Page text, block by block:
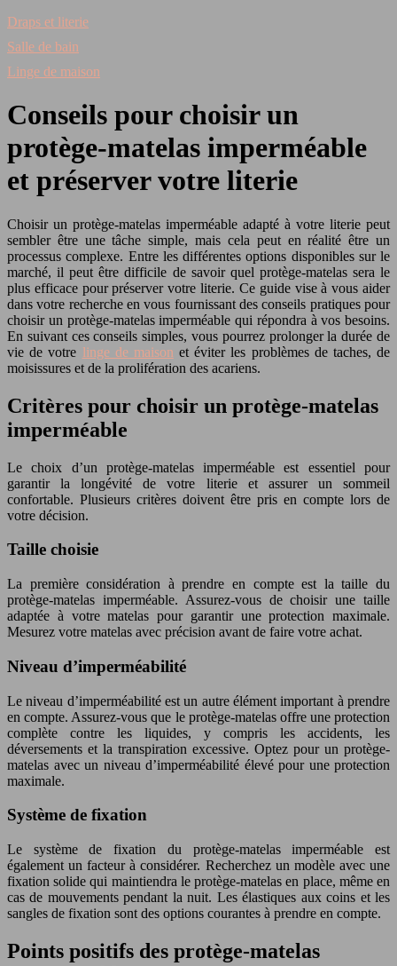
Draps et literie
Salle de bain
Linge de maison
Conseils pour choisir un
protège-matelas imperméable
et préserver votre literie
Choisir un protège-matelas imperméable adapté à votre literie peut
sembler être une tâche simple, mais cela peut en réalité être un
processus complexe. Entre les différentes options disponibles sur le
marché, il peut être difficile de savoir quel protège-matelas sera le
plus efficace pour préserver votre literie. Ce guide vise à vous aider
dans votre recherche en vous fournissant des conseils pratiques pour
choisir un protège-matelas imperméable qui répondra à vos besoins.
En suivant ces conseils simples, vous pourrez prolonger la durée de
vie de votre linge de maison et éviter les problèmes de taches, de
moisissures et de la prolifération des acariens.
Critères pour choisir un protège-matelas
imperméable
Le choix d’un protège-matelas imperméable est essentiel pour
garantir la longévité de votre literie et assurer un sommeil
confortable. Plusieurs critères doivent être pris en compte lors de
votre décision.
Taille choisie
La première considération à prendre en compte est la taille du
protège-matelas imperméable. Assurez-vous de choisir une taille
adaptée à votre matelas pour garantir une protection maximale.
Mesurez votre matelas avec précision avant de faire votre achat.
Niveau d’imperméabilité
Le niveau d’imperméabilité est un autre élément important à prendre
en compte. Assurez-vous que le protège-matelas offre une protection
complète contre les liquides, y compris les accidents, les
déversements et la transpiration excessive. Optez pour un protège-
matelas avec un niveau d’imperméabilité élevé pour une protection
maximale.
Système de fixation
Le système de fixation du protège-matelas imperméable est
également un facteur à considérer. Recherchez un modèle avec une
fixation solide qui maintiendra le protège-matelas en place, même en
cas de mouvements pendant la nuit. Les élastiques aux coins et les
sangles de fixation sont des options courantes à prendre en compte.
Points positifs des protège-matelas